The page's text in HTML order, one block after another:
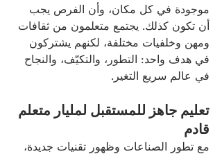
موجودة في كل مكان، وأن الفرص يجب
أن تكون كذلك. يجتمع متعلمون من ثقافات
ومهن وخلفيات مختلفة، لكنهم يشتركون
في هدف واحد: التطور، والتكيّف، والنجاح
في عالم سريع التغير.
تعليم جاهز للمستقبل لمليار متعلم
قادم
مع تطور الصناعات وظهور تقنيات جديدة،